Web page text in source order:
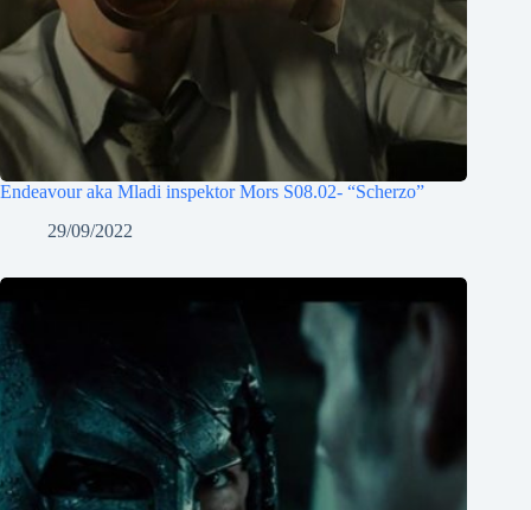
Endeavour aka Mladi inspektor Mors S08.02- “Scherzo”
29/09/2022